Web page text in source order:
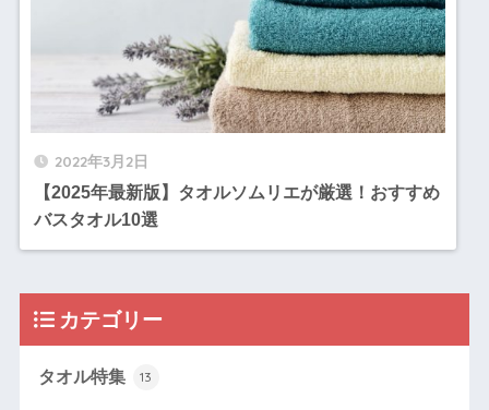
2022年3月2日
【2025年最新版】タオルソムリエが厳選！おすすめ
バスタオル10選
カテゴリー
タオル特集 13